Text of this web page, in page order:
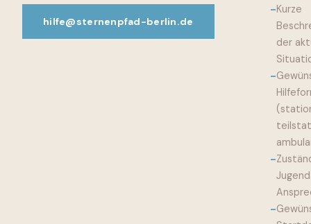
hilfe@sternenpfad-berlin.de
-Kurze
der
-
-
-